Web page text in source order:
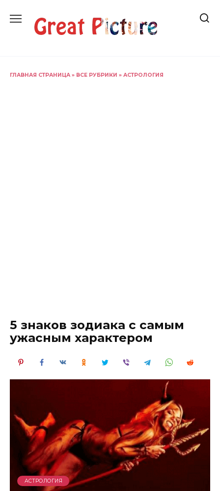
содержанию
ГЛАВНАЯ СТРАНИЦА » ВСЕ РУБРИКИ » АСТРОЛОГИЯ
5 знаков зодиака с самым
ужасным характером
АСТРОЛОГИЯ